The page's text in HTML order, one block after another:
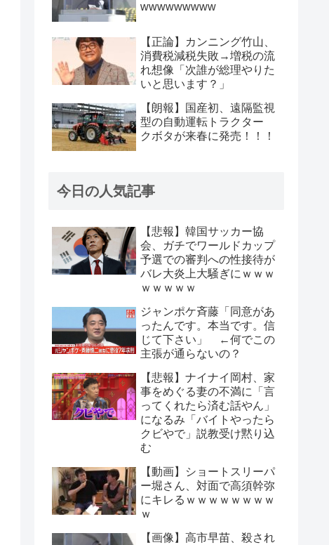
wwwwwwwww
【正論】カンニング竹山、
消費税減税失敗→増税の流
れ想像「次誰が総理やりた
いと思います？」
【朗報】国産初、遠隔監視
型の自動運転トラクター
クボタが来春に発売！！！
今日の人気記事
【悲報】韓国サッカー協
会、ガチでワールドカップ
予選での審判への性接待が
バレ大炎上大騒ぎにｗｗｗ
ｗｗｗｗｗ
ジャンポケ斉藤「同意があ
ったんです。本当です。信
じて下さい」 ←何でこの
主張が通らないの？
【悲報】ナイナイ岡村、家
事をめぐる妻の不満に「言
ってくれたら済む話やん」
になるみ「バイトやったら
クビやで」説教受け黙り込
む
【動画】ショートスリーパ
ー堀さん、対面で高須幹弥
にキレるｗｗｗｗｗｗｗｗ
ｗ
【画像】高市早苗、殺され